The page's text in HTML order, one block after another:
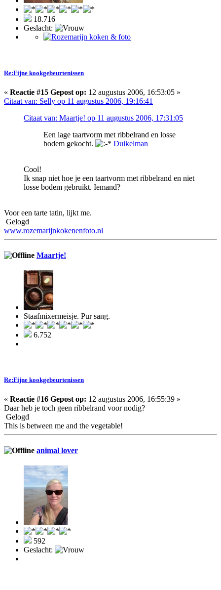
18.716
Geslacht:
Re:Fijne kookgebeurtenissen
« Reactie #15 Gepost op: 12 augustus 2006, 16:53:05 »
Citaat van: Selly op 11 augustus 2006, 19:16:41
Citaat van: Maartje! op 11 augustus 2006, 17:31:05
Een lage taartvorm met ribbelrand en losse
bodem gekocht.
Duikelman
Cool!
Ik snap niet hoe je een taartvorm met ribbelrand en niet
losse bodem gebruikt. Iemand?
Voor een tarte tatin, lijkt me.
Gelogd
www.rozemarijnkokenenfoto.nl
Maartje!
Staafmixermeisje. Pur sang.
6.752
Re:Fijne kookgebeurtenissen
« Reactie #16 Gepost op: 12 augustus 2006, 16:55:39 »
Daar heb je toch geen ribbelrand voor nodig?
Gelogd
This is between me and the vegetable!
animal lover
592
Geslacht: